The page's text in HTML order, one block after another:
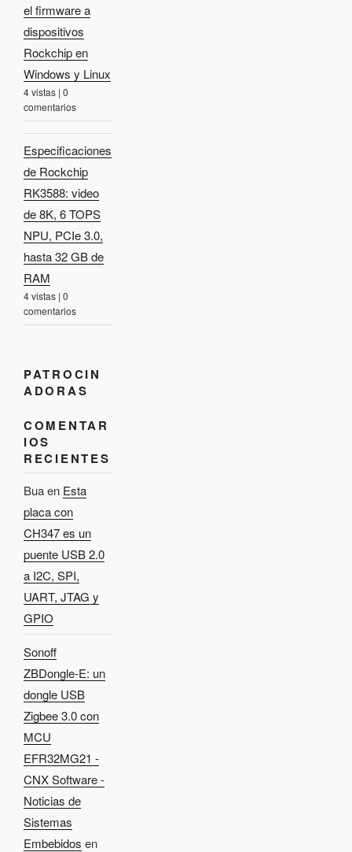
el firmware a
dispositivos
Rockchip en
Windows y Linux
4 vistas | 0
comentarios
Especificaciones
de Rockchip
RK3588: video
de 8K, 6 TOPS
NPU, PCIe 3.0,
hasta 32 GB de
RAM
4 vistas | 0
comentarios
PATROCIN
ADORAS
COMENTAR
IOS
RECIENTES
Buaen Esta
placa con
CH347 es un
puente USB 2.0
a I2C, SPI,
UART, JTAG y
GPIO
Sonoff
ZBDongle-E: un
dongle USB
Zigbee 3.0 con
MCU
EFR32MG21 -
CNX Software -
Noticias de
Sistemas
Embebidos en